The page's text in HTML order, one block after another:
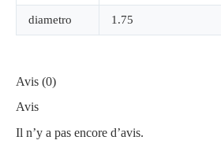
diametro 1.75
Avis (0)
Avis
Il n’y a pas encore d’avis.